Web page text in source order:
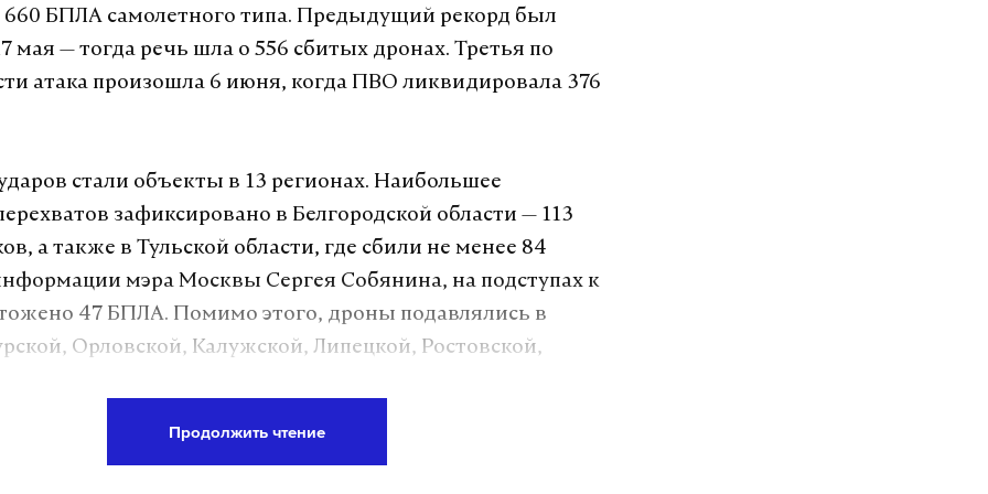
самый
налет
за
сбиты на
журналист отдела «undefined»
БПЛА самолетного типа. Предыдущий рекорд был
мая — тогда речь шла о 556 сбитых дронах. Третья по
атака произошла 6 июня, когда ПВО ликвидировала 376
стали объекты в 13 регионах. Наибольшее
зафиксировано в Белгородской области — 113
а также в Тульской области, где сбили не менее 84
мэра Москвы Сергея Собянина, на подступах к
47 БПЛА. Помимо этого, дроны подавлялись в
Орловской, Калужской, Липецкой, Ростовской,
Продолжить чтение